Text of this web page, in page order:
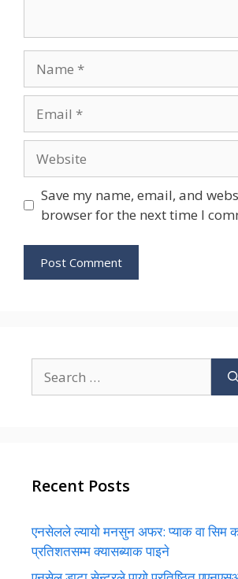
Save my name, email, and
browser for the next time I
for:
Recent Posts
एनसेलले ल्यायो मनसुन अफर: प्याक वा सिम
प्रतिशतसम्म क्यासब्याक पाइने